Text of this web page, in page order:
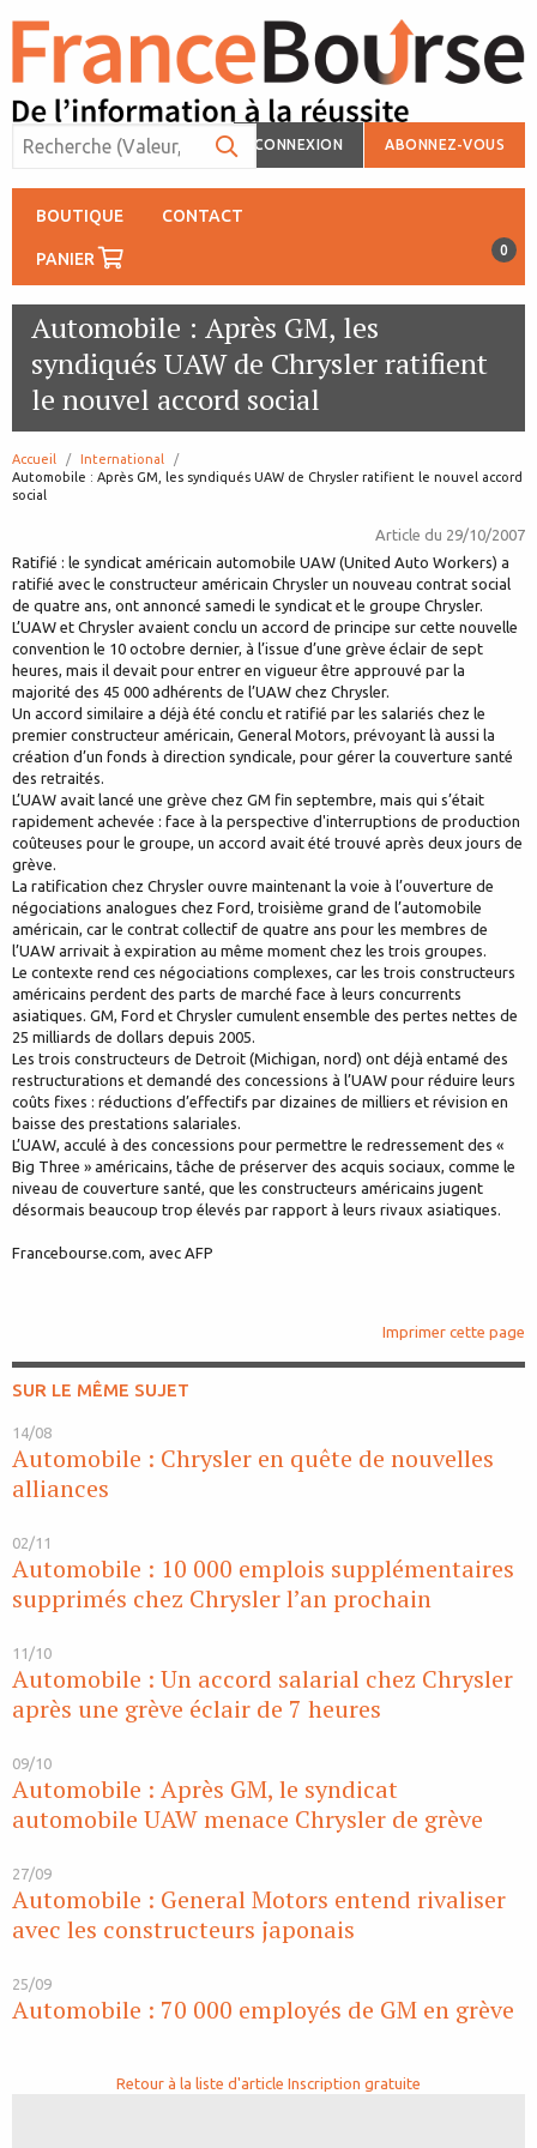
CONNEXION ABONNEZ-VOUS
BOUTIQUE CONTACT
PANIER 0
Automobile : Après GM, les
syndiqués UAW de Chrysler ratifient
le nouvel accord social
Accueil
International
page:
Automobile : Après GM, les syndiqués UAW de Chrysler ratifient le nouvel accord
social
Article du 29/10/2007
Ratifié : le syndicat américain automobile UAW (United Auto Workers) a
ratifié avec le constructeur américain Chrysler un nouveau contrat social
de quatre ans, ont annoncé samedi le syndicat et le groupe Chrysler.
L’UAW et Chrysler avaient conclu un accord de principe sur cette nouvelle
convention le 10 octobre dernier, à l’issue d’une grève éclair de sept
heures, mais il devait pour entrer en vigueur être approuvé par la
majorité des 45 000 adhérents de l’UAW chez Chrysler.
Un accord similaire a déjà été conclu et ratifié par les salariés chez le
premier constructeur américain, General Motors, prévoyant là aussi la
création d’un fonds à direction syndicale, pour gérer la couverture santé
des retraités.
L’UAW avait lancé une grève chez GM fin septembre, mais qui s’était
rapidement achevée : face à la perspective d'interruptions de production
coûteuses pour le groupe, un accord avait été trouvé après deux jours de
grève.
La ratification chez Chrysler ouvre maintenant la voie à l’ouverture de
négociations analogues chez Ford, troisième grand de l’automobile
américain, car le contrat collectif de quatre ans pour les membres de
l’UAW arrivait à expiration au même moment chez les trois groupes.
Le contexte rend ces négociations complexes, car les trois constructeurs
américains perdent des parts de marché face à leurs concurrents
asiatiques. GM, Ford et Chrysler cumulent ensemble des pertes nettes de
25 milliards de dollars depuis 2005.
Les trois constructeurs de Detroit (Michigan, nord) ont déjà entamé des
restructurations et demandé des concessions à l’UAW pour réduire leurs
coûts fixes : réductions d’effectifs par dizaines de milliers et révision en
baisse des prestations salariales.
L’UAW, acculé à des concessions pour permettre le redressement des «
Big Three » américains, tâche de préserver des acquis sociaux, comme le
niveau de couverture santé, que les constructeurs américains jugent
désormais beaucoup trop élevés par rapport à leurs rivaux asiatiques.
Francebourse.com, avec AFP
Imprimer cette page
SUR LE MÊME SUJET
14/08
Automobile : Chrysler en quête de nouvelles
alliances
02/11
Automobile : 10 000 emplois supplémentaires
supprimés chez Chrysler l’an prochain
11/10
Automobile : Un accord salarial chez Chrysler
après une grève éclair de 7 heures
09/10
Automobile : Après GM, le syndicat
automobile UAW menace Chrysler de grève
27/09
Automobile : General Motors entend rivaliser
avec les constructeurs japonais
25/09
Automobile : 70 000 employés de GM en grève
Retour à la liste d'article Inscription gratuite